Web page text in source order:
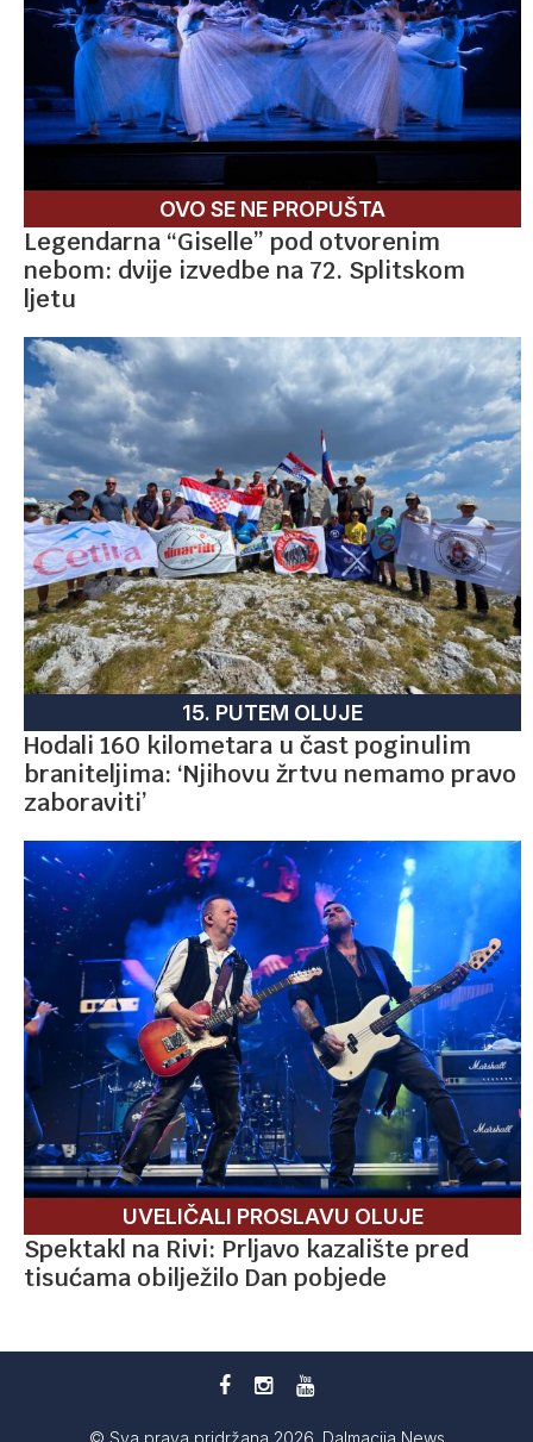
OVO SE NE PROPUŠTA
Legendarna “Giselle” pod otvorenim
nebom: dvije izvedbe na 72. Splitskom
ljetu
15. PUTEM OLUJE
Hodali 160 kilometara u čast poginulim
braniteljima: ‘Njihovu žrtvu nemamo pravo
zaboraviti’
UVELIČALI PROSLAVU OLUJE
Spektakl na Rivi: Prljavo kazalište pred
tisućama obilježilo Dan pobjede
© Sva prava pridržana 2026. Dalmacija News